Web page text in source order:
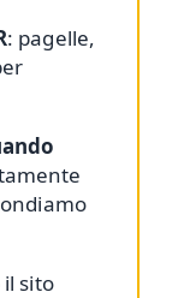
: pagelle,
sito